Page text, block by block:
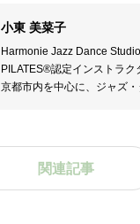
小東 美菜子
Harmonie Jazz Dance
PILATES®認定インストラク
京都市内を中心に、ジャズ
岡ジャズ・ストリート ダン
関連記事